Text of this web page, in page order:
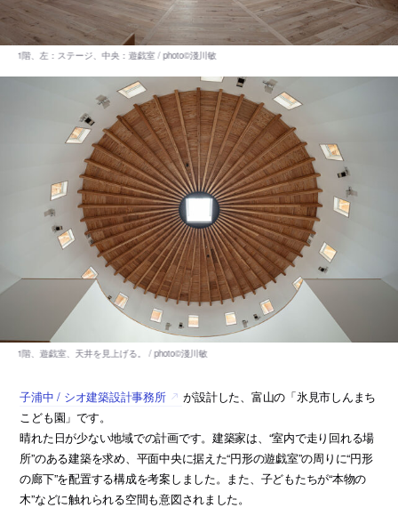
子浦中 / シオ建築設計事務所
が設計した、富山の「氷見市しんまち
こども園」です。
晴れた日が少ない地域での計画です。建築家は、“室内で走り回れる場
所”のある建築を求め、平面中央に据えた“円形の遊戯室”の周りに“円形
の廊下”を配置する構成を考案しました。また、子どもたちが“本物の
木”などに触れられる空間も意図されました。